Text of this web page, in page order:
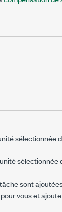
sélectionnée
sélectionnée
sont
vous et